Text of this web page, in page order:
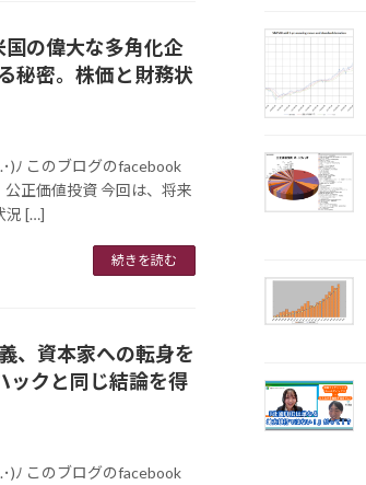
の偉大な多角化企
秘密。株価と財務状
)ﾉ このブログのfacebook
正価値投資 今回は、将来
況 […]
続きを読む
、資本家への転身を
ックと同じ結論を得
)ﾉ このブログのfacebook